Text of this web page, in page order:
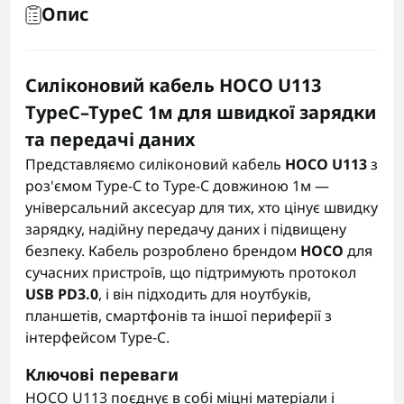
Опис
Силіконовий кабель HOCO U113
TypeC–TypeC 1м для швидкої зарядки
та передачі даних
Представляємо силіконовий кабель HOCO U113з
роз'ємом Type-C to Type-C довжиною 1м —
універсальний аксесуар для тих, хто цінує швидку
зарядку, надійну передачу даних і підвищену
безпеку. Кабель розроблено брендом HOCO для
сучасних пристроїв, що підтримують протокол
USB PD3.0, і він підходить для ноутбуків,
планшетів, смартфонів та іншої периферії з
інтерфейсом Type-C.
Ключові переваги
HOCO U113 поєднує в собі міцні матеріали і